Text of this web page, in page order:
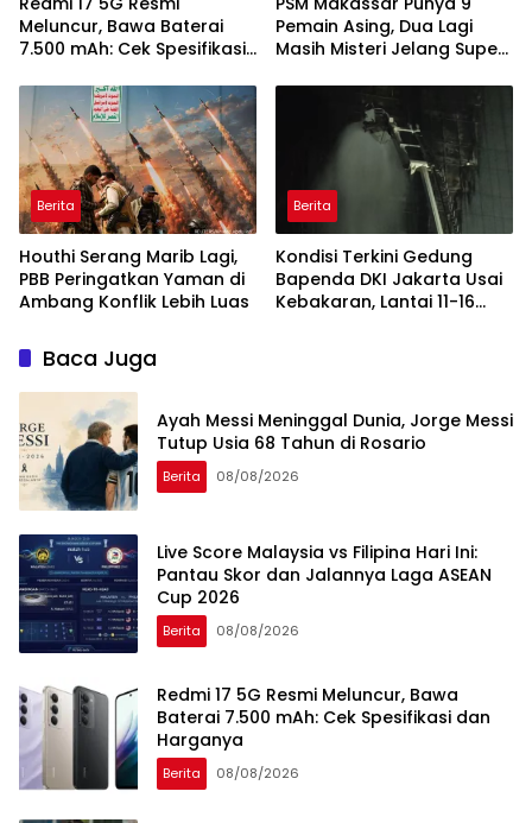
Meluncur, Bawa Baterai
7.500 mAh: Cek Spesifikasi
Pemain Asing, Dua Lagi
Masih Misteri Jelang Super
Berita
Houthi Serang Marib Lagi,
PBB Peringatkan Yaman di
Ambang Konflik Lebih Luas
Berita
Kondisi Terkini Gedung
Bapenda DKI Jakarta Usai
Kebakaran, Lantai 11-16
Baca Juga
Ayah Messi Meninggal Dunia, Jorge Messi
Tutup Usia 68 Tahun di Rosario
Berita 08/08/2026
Live Score Malaysia vs Filipina Hari Ini:
Pantau Skor dan Jalannya Laga ASEAN
Cup 2026
Berita 08/08/2026
Redmi 17 5G Resmi Meluncur, Bawa
Baterai 7.500 mAh: Cek Spesifikasi dan
Harganya
Berita 08/08/2026